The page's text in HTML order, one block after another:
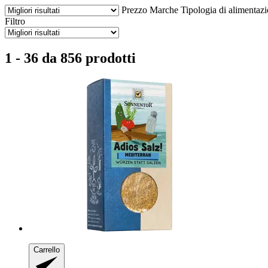
Prezzo Marche Tipologia di
Filtro
1 - 36 da 856 prodotti
Carrello